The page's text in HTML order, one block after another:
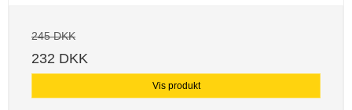
245 DKK
232 DKK
Vis produkt